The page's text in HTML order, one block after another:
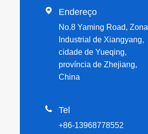
 Endereço
No.8 Yaming Road, Zona
Industrial de Xiangyang,
cidade de Yueqing,
província de Zhejiang,
China
 Tel
+86-13968778552